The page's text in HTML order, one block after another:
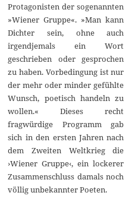
Protagonisten der sogenannten
»Wiener Gruppe«. »Man kann
Dichter sein, ohne auch
irgendjemals ein Wort
geschrieben oder gesprochen
zu haben. Vorbedingung ist nur
der mehr oder minder gefühlte
Wunsch, poetisch handeln zu
wollen.« Dieses recht
fragwürdige Programm gab
sich in den ersten Jahren nach
dem Zweiten Weltkrieg die
›Wiener Gruppe‹, ein lockerer
Zusammenschluss damals noch
völlig unbekannter Poeten.